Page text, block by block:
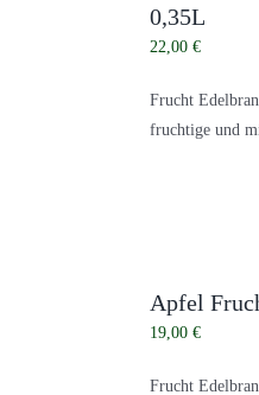
0,35L
22,00 €
Frucht
fruchtige und
Apfel
19,00 €
Frucht